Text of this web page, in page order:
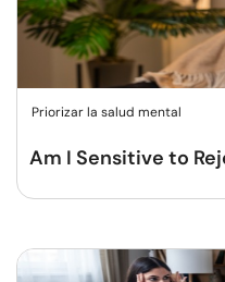
Priorizar la salud mental
Am I Sensitive to